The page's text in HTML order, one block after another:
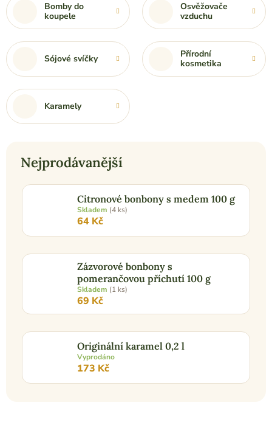
Bomby do
koupele
Osvěžovače
vzduchu
Sójové svíčky
Přírodní
kosmetika
Karamely
Nejprodávanější
Citronové bonbony s medem 100 g
Skladem (4 ks)
64 Kč
Zázvorové bonbony s
pomerančovou příchutí 100 g
Skladem (1 ks)
69 Kč
Originální karamel 0,2 l
Vyprodáno
173 Kč